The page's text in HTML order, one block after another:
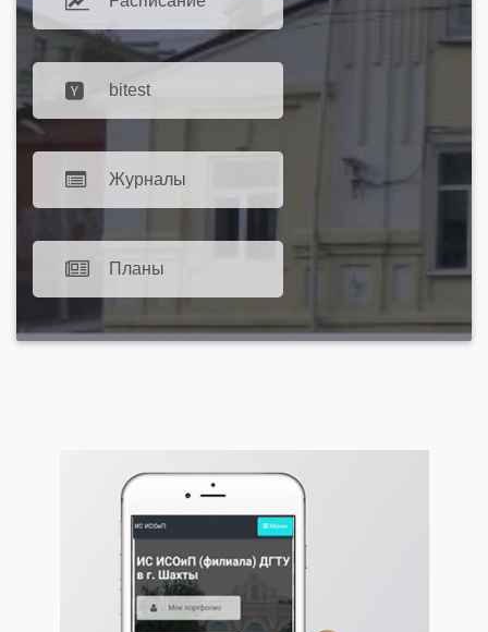
bitest
Журналы
Планы